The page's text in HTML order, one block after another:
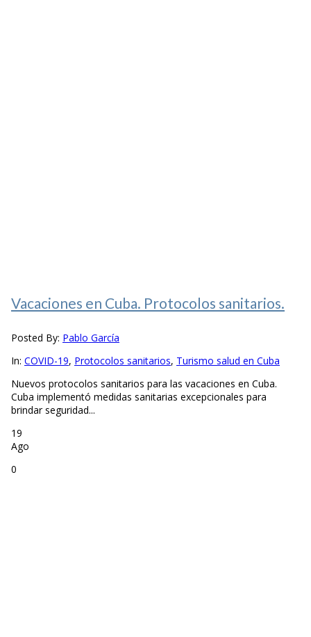
Vacaciones en Cuba. Protocolos sanitarios.
Posted By: Pablo García
In: COVID-19, Protocolos sanitarios, Turismo salud en Cuba
Nuevos protocolos sanitarios para las vacaciones en Cuba.
Cuba implementó medidas sanitarias excepcionales para
brindar seguridad...
19
Ago
0